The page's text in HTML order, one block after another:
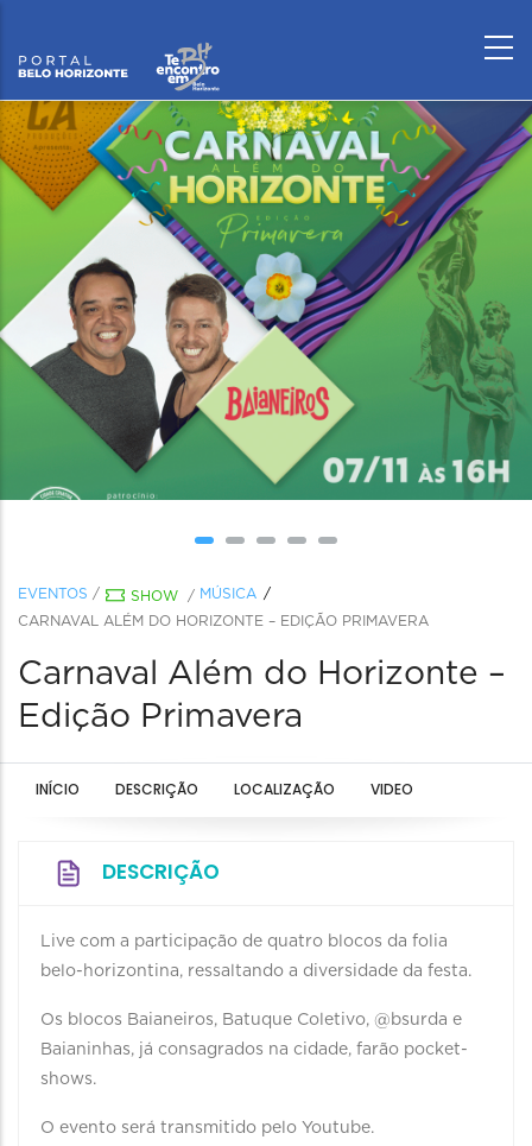
EVENTOS / SHOW / MÚSICA
CARNAVAL ALÉM DO HORIZONTE – EDIÇÃO PRIMAVERA
Carnaval Além do Horizonte –
Edição Primavera
INÍCIO DESCRIÇÃO LOCALIZAÇÃO VIDEO
DESCRIÇÃO
Live com a participação de quatro blocos da folia
belo-horizontina, ressaltando a diversidade da festa.
Os blocos Baianeiros, Batuque Coletivo, @bsurda e
Baianinhas, já consagrados na cidade, farão pocket-
shows.
O evento será transmitido pelo Youtube.